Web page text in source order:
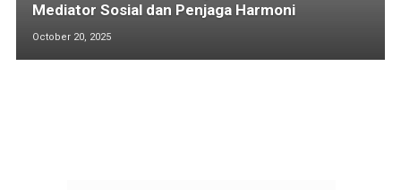
Mediator Sosial dan Penjaga Harmoni
October 20, 2025